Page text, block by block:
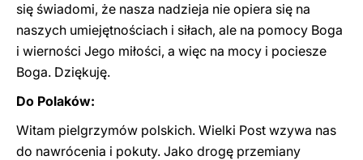
się świadomi, że nasza nadzieja nie opiera się na
naszych umiejętnościach i siłach, ale na pomocy Boga
i wierności Jego miłości, a więc na mocy i pociesze
Boga. Dziękuję.
Do Polaków:
Witam pielgrzymów polskich. Wielki Post wzywa nas
do nawrócenia i pokuty. Jako drogę przemiany